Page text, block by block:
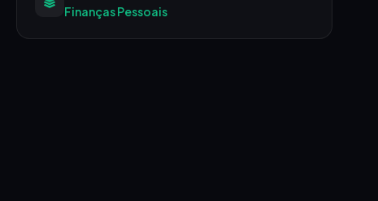
Finanças Pessoais